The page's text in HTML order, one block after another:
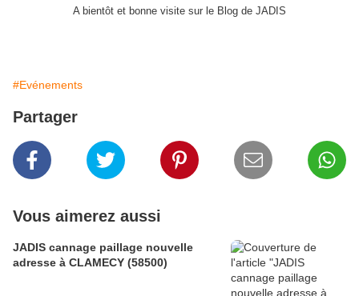
A bientôt et bonne visite sur le Blog de JADIS
#Evénements
Partager
Vous aimerez aussi
JADIS cannage paillage nouvelle
adresse à CLAMECY (58500)